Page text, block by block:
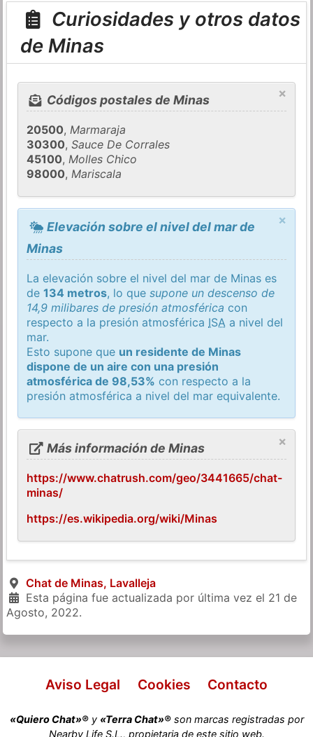
Curiosidades y otros datos
de Minas
×
Códigos postales de Minas
20500,Marmaraja
30300,Sauce De Corrales
45100,Molles Chico
98000,Mariscala
×
Elevación sobre el nivel del mar de
Minas
La elevación sobre el nivel del mar de Minas es
de134 metros, lo quesupone un descenso de
14,9 milibares de presión atmosférica con
respecto a la presión atmosférica ISA a nivel del
mar.
Esto supone que un residente de Minas
dispone de un aire con una presión
atmosférica de 98,53% con respecto a la
presión atmosférica a nivel del mar equivalente.
×
Más información de Minas
https://www.chatrush.com/geo/3441665/chat-
minas/
https://es.wikipedia.org/wiki/Minas
Chat de Minas, Lavalleja
Esta página fue actualizada por última vez el 21 de
Agosto, 2022.
Aviso Legal Cookies Contacto
«Quiero Chat»®y «Terra Chat»®son marcas registradas por
Nearby Life S.L., propietaria de este sitio web.